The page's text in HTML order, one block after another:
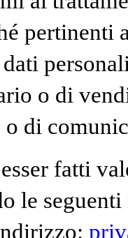
pertinenti
o di
di
fatti
le